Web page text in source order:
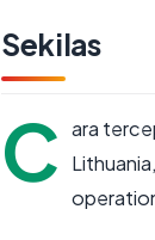
Sekilas
C ara